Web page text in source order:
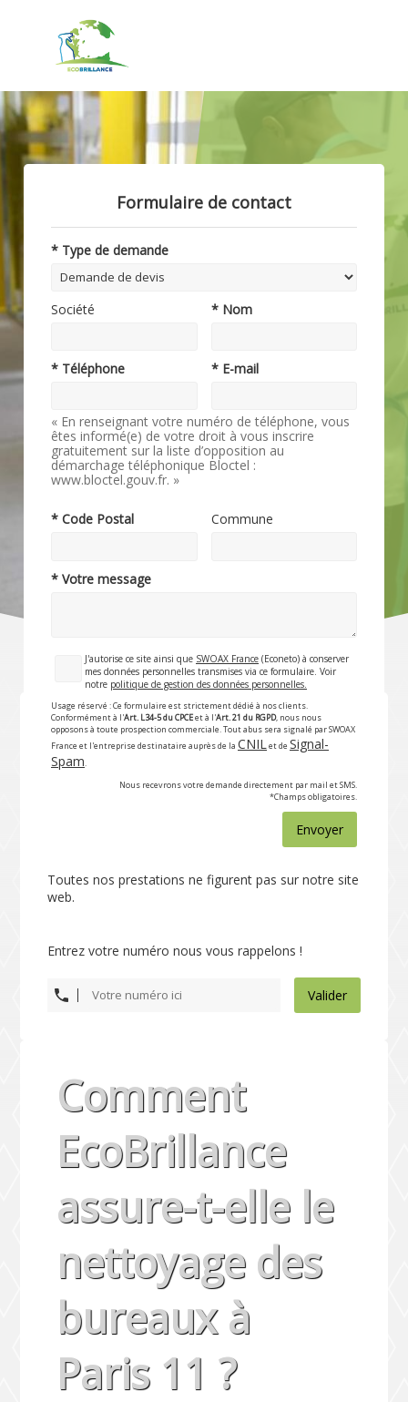
Formulaire de contact
* Type de demande
Société * Nom
* Téléphone * E-mail
« En renseignant votre numéro de téléphone, vous
êtes informé(e) de votre droit à vous inscrire
gratuitement sur la liste d’opposition au
démarchage téléphonique Bloctel :
www.bloctel.gouv.fr. »
* Code Postal Commune
* Votre message
J'autorise ce site ainsi que SWOAX France (Econeto) à conserver
mes données personnelles transmises via ce formulaire. Voir
notre politique de gestion des données personnelles.
Usage réservé : Ce formulaire est strictement dédié à nos clients.
Conformément à l'Art. L34-5 du CPCEet à l'Art. 21 du RGPD, nous nous
opposons à toute prospection commerciale. Tout abus sera signalé par SWOAX
France et l'entreprise destinataire auprès de la CNILet de Signal-
Spam.
Nous recevrons votre demande directement par mail et SMS.
*Champs obligatoires.
Envoyer
Toutes nos prestations ne figurent pas sur notre site
web.
Entrez votre numéro nous vous rappelons !
Valider
Comment
EcoBrillance
assure-t-elle le
nettoyage des
bureaux à
Paris 11 ?